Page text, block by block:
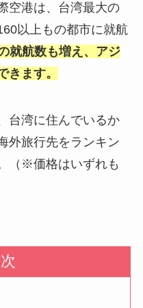
空港は、台湾最大の
以上もの都市に就航
就航数も増え、アジ
きます。
台湾に住んでいるか
外旅行先をランキン
（※価格はいずれも